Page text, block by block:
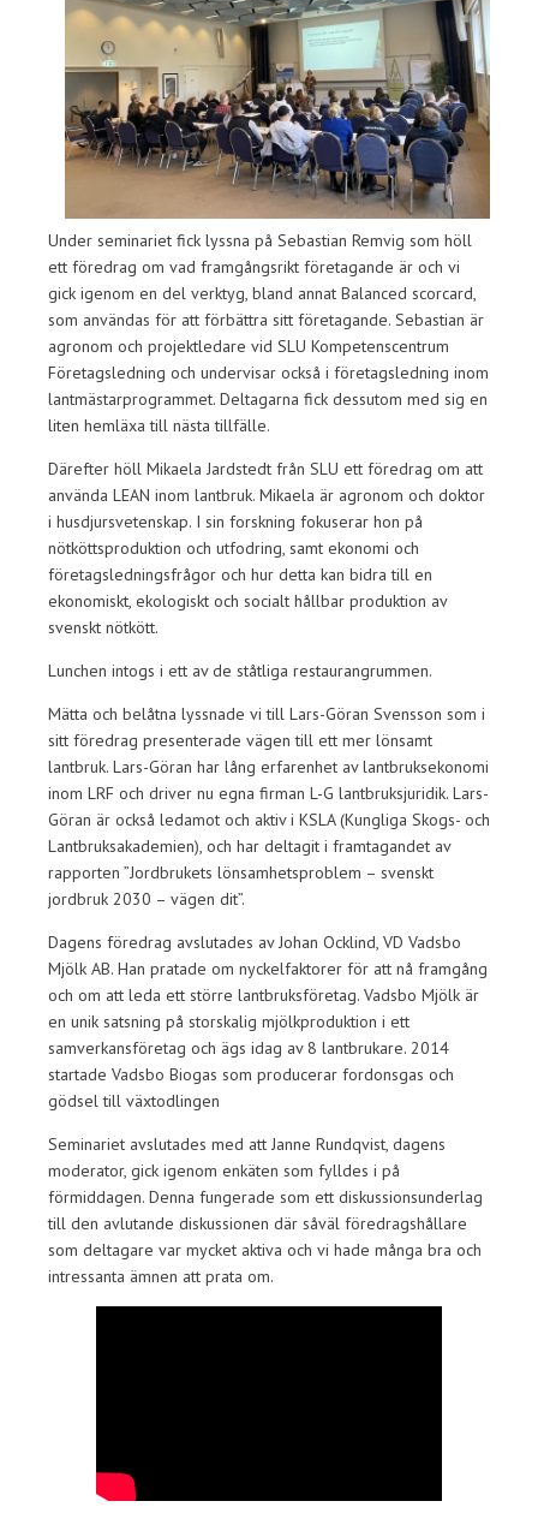
Under seminariet fick lyssna på Sebastian Remvig som höll
ett föredrag om vad framgångsrikt företagande är och vi
gick igenom en del verktyg, bland annat Balanced scorcard,
som användas för att förbättra sitt företagande. Sebastian är
agronom och projektledare vid SLU Kompetenscentrum
Företagsledning och undervisar också i företagsledning inom
lantmästarprogrammet. Deltagarna fick dessutom med sig en
liten hemläxa till nästa tillfälle.
Därefter höll Mikaela Jardstedt från SLU ett föredrag om att
använda LEAN inom lantbruk. Mikaela är agronom och doktor
i husdjursvetenskap. I sin forskning fokuserar hon på
nötköttsproduktion och utfodring, samt ekonomi och
företagsledningsfrågor och hur detta kan bidra till en
ekonomiskt, ekologiskt och socialt hållbar produktion av
svenskt nötkött.
Lunchen intogs i ett av de ståtliga restaurangrummen.
Mätta och belåtna lyssnade vi till Lars-Göran Svensson som i
sitt föredrag presenterade vägen till ett mer lönsamt
lantbruk. Lars-Göran har lång erfarenhet av lantbruksekonomi
inom LRF och driver nu egna firman L-G lantbruksjuridik. Lars-
Göran är också ledamot och aktiv i KSLA (Kungliga Skogs- och
Lantbruksakademien), och har deltagit i framtagandet av
rapporten ”Jordbrukets lönsamhetsproblem – svenskt
jordbruk 2030 – vägen dit”.
Dagens föredrag avslutades av Johan Ocklind, VD Vadsbo
Mjölk AB. Han pratade om nyckelfaktorer för att nå framgång
och om att leda ett större lantbruksföretag. Vadsbo Mjölk är
en unik satsning på storskalig mjölkproduktion i ett
samverkansföretag och ägs idag av 8 lantbrukare. 2014
startade Vadsbo Biogas som producerar fordonsgas och
gödsel till växtodlingen
Seminariet avslutades med att Janne Rundqvist, dagens
moderator, gick igenom enkäten som fylldes i på
förmiddagen. Denna fungerade som ett diskussionsunderlag
till den avlutande diskussionen där såväl föredragshållare
som deltagare var mycket aktiva och vi hade många bra och
intressanta ämnen att prata om.